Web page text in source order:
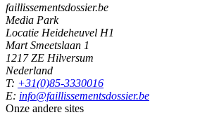
faillissementsdossier.be
Media Park
Locatie Heideheuvel H1
Mart Smeetslaan 1
1217 ZE Hilversum
Nederland
T: +31(0)85-3330016
E: info@faillissementsdossier.be
Onze andere sites